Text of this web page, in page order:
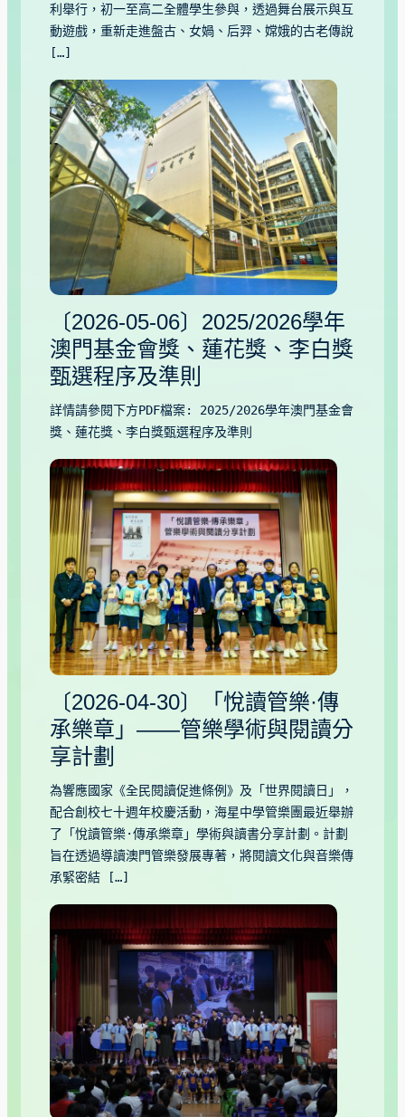
利舉行，初一至高二全體學生參與，透過舞台展示與互
動遊戲，重新走進盤古、女媧、后羿、嫦娥的古老傳說
[…]
〔2026-05-06〕2025/2026學年
澳門基金會獎、蓮花獎、李白獎
甄選程序及準則
詳情請參閱下方PDF檔案: 2025/2026學年澳門基金會
獎、蓮花獎、李白獎甄選程序及準則
〔2026-04-30〕「悅讀管樂·傳
承樂章」——管樂學術與閱讀分
享計劃
為響應國家《全民閱讀促進條例》及「世界閱讀日」，
配合創校七十週年校慶活動，海星中學管樂團最近舉辦
了「悅讀管樂·傳承樂章」學術與讀書分享計劃。計劃
旨在透過導讀澳門管樂發展專著，將閱讀文化與音樂傳
承緊密結 […]